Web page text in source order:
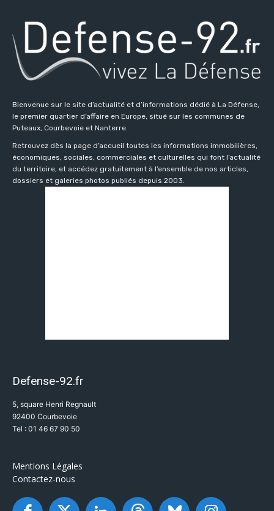
Bienvenue sur le site d’actualité et d’informations dédié à La Défense,
le premier quartier d’affaire en Europe, situé sur les communes de
Puteaux, Courbevoie et Nanterre.
Retrouvez dès la page d’accueil toutes les informations immobilières,
économiques, sociales, commerciales et culturelles qui font l’actualité
du territoire, et accédez gratuitement à l’ensemble de nos articles,
dossiers et galeries photos publiés depuis 2003.
Defense-92.fr
5, square Henri Regnault
92400 Courbevoie
Tel : 01 46 67 90 50
Mentions Légales
Contactez-nous